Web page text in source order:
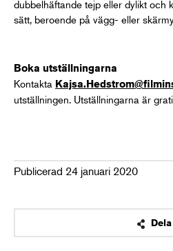
dubbelhäftande tejp eller dylikt och
sätt, beroende på vägg- eller
Boka utställningarna
Kontakta
utställningen. Utställningarna är
Publicerad 24 januari 2020
Dela
OK